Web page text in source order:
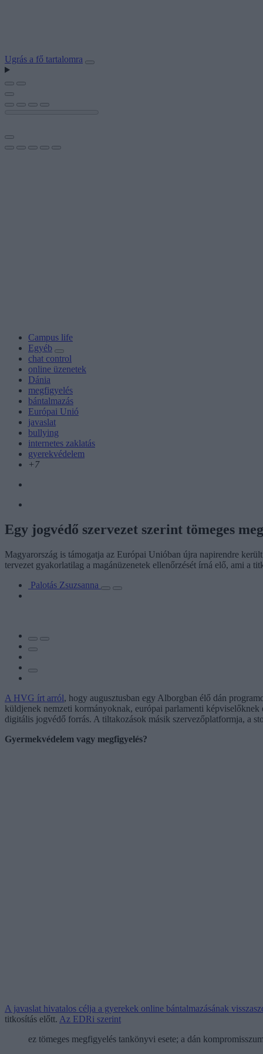
Ugrás a fő tartalomra
Campus life
Egyéb
chat control
online üzenetek
Dánia
megfigyelés
bántalmazás
Európai Unió
javaslat
bullying
internetes zaklatás
gyerekvédelem
+7
Egy jogvédő szervezet szerint tömeges
Magyarország is támogatja az Európai Unióban újra napirendre
tervezet gyakorlatilag a magánüzenetek ellenőrzését írná elő, ami a
Palotás Zsuzsanna
A HVG írt arról, hogy augusztusban egy Alborgban élő dán
küldjenek nemzeti kormányoknak, európai parlamenti
digitális jogvédő forrás. A tiltakozások másik szervezőplatformja, a
Gyermekvédelem vagy megfigyelés?
A javaslat hivatalos célja a gyerekek online bántalmazásának
titkosítás előtt. Az EDRi szerint
ez tömeges megfigyelés tankönyvi esete; a dán